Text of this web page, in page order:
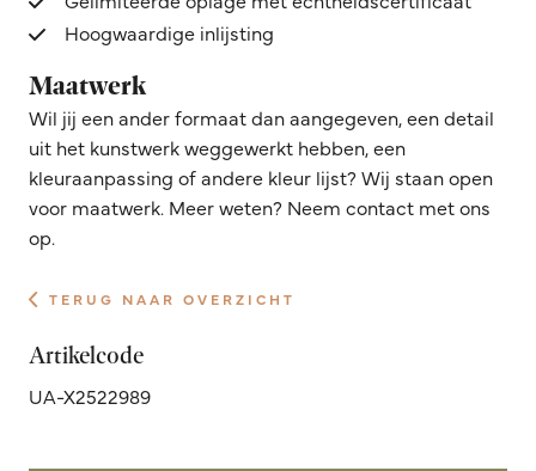
Hoogwaardige inlijsting
Maatwerk
Wil jij een ander formaat dan aangegeven, een detail
uit het kunstwerk weggewerkt hebben, een
kleuraanpassing of andere kleur lijst? Wij staan open
voor maatwerk. Meer weten? Neem contact met ons
op.
TERUG NAAR OVERZICHT
Artikelcode
UA-X2522989